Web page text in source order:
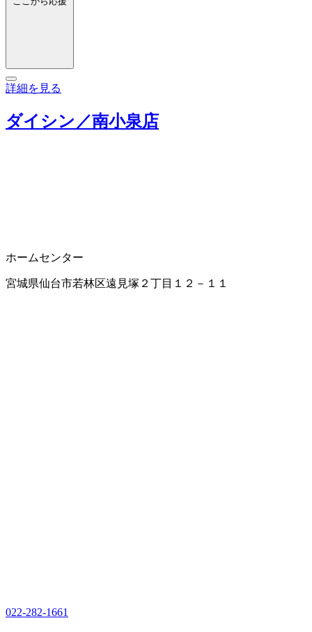
詳細を見る
ダイシン／南小泉店
ホームセンター
宮城県仙台市若林区遠見塚２丁目１２－１１
022-282-1661